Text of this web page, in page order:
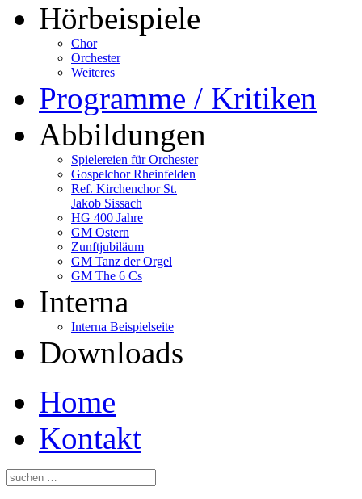
Hörbeispiele
Chor
Orchester
Weiteres
Programme / Kritiken
Abbildungen
Spielereien für Orchester
Gospelchor Rheinfelden
Ref. Kirchenchor St.
Jakob Sissach
HG 400 Jahre
GM Ostern
Zunftjubiläum
GM Tanz der Orgel
GM The 6 Cs
Interna
Interna Beispielseite
Downloads
Home
Kontakt